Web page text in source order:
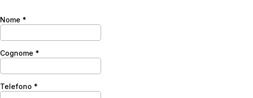
Nome *
Cognome *
Telefono *